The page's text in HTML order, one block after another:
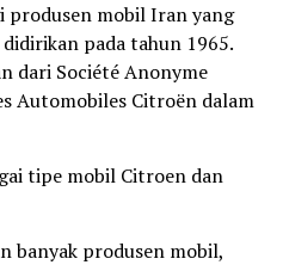
produsen mobil Iran yang
pada tahun 1965.
dari Société Anonyme
Automobiles Citroën dalam
tipe mobil Citroen dan
banyak produsen mobil,